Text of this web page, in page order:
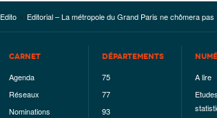
Edito Editorial – La métropole du Grand Paris ne chômera pas
CARNET
Agenda
Réseaux
Nominations
DÉPARTEMENTS
75
77
93
A lire